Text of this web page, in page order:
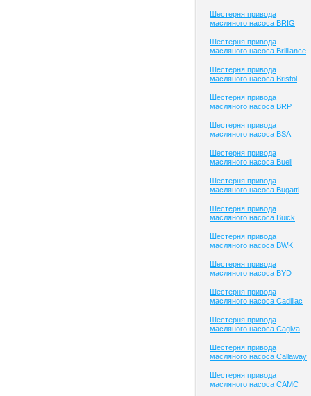
Шестерня привода
масляного насоса BRIG
Шестерня привода
масляного насоса Brilliance
Шестерня привода
масляного насоса Bristol
Шестерня привода
масляного насоса BRP
Шестерня привода
масляного насоса BSA
Шестерня привода
масляного насоса Buell
Шестерня привода
масляного насоса Bugatti
Шестерня привода
масляного насоса Buick
Шестерня привода
масляного насоса BWK
Шестерня привода
масляного насоса BYD
Шестерня привода
масляного насоса Cadillac
Шестерня привода
масляного насоса Cagiva
Шестерня привода
масляного насоса Callaway
Шестерня привода
масляного насоса CAMC